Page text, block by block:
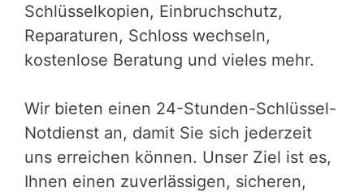
Schlüsselkopien, Einbruchschutz,
Reparaturen, Schloss wechseln,
kostenlose Beratung und vieles mehr.
Wir bieten einen 24-Stunden-Schlüssel-
Notdienst an, damit Sie sich jederzeit
uns erreichen können. Unser Ziel ist es,
Ihnen einen zuverlässigen, sicheren,